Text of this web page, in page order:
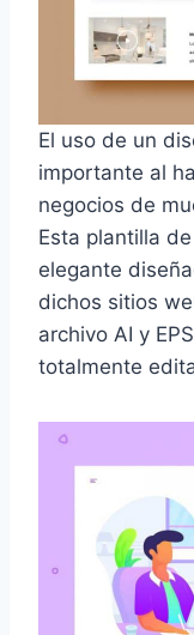
El uso de un
importante al
negocios de
Esta plantilla
elegante
dichos sitios
archivo AI y
totalmente